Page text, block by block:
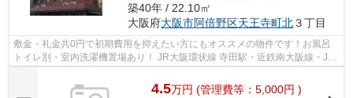
築40年 / 22.10㎡
大阪府大阪市阿倍野区天王寺町北３丁目
敷金・礼金共0円で初期費用を抑えたい方にもオススメの物件です！お風呂
トイレ別・室内洗濯機置場あり！ JR大阪環状線 寺田駅・近鉄南大阪線・JR
阪和線が徒歩で利用可能！コンビニ・...
4.5万円 (管理費等：5,000円 )